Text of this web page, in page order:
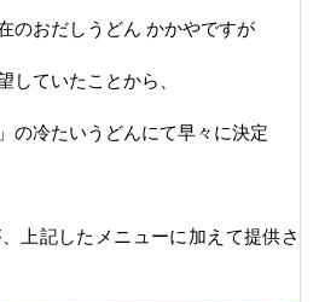
のおだしうどん かかやですが
していたことから、
の冷たいうどんにて早々に決定
上記したメニューに加えて提供さ